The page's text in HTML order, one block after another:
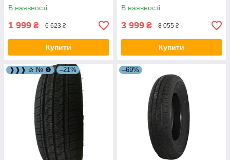
В наявності
1 999 ₴ 6 623 ₴
Купити
В наявності
3 999 ₴ 8 055 ₴
Купити
❱❱❱ ✰ № ❶ –21% –69%